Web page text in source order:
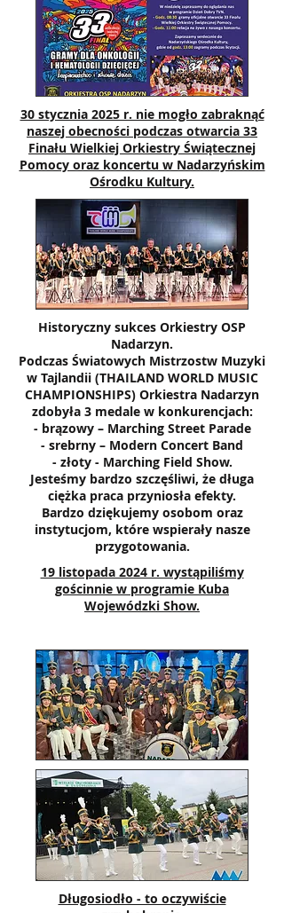
30 stycznia 2025 r. nie mogło zabraknąć
naszej obecności podczas otwarcia 33
Finału Wielkiej Orkiestry Świątecznej
Pomocy oraz koncertu w Nadarzyńskim
Ośrodku Kultury.
Historyczny sukces Orkiestry OSP
Nadarzyn.
Podczas Światowych Mistrzostw Muzyki
w Tajlandii (THAILAND WORLD MUSIC
CHAMPIONSHIPS) Orkiestra Nadarzyn
zdobyła 3 medale w konkurencjach:
- brązowy – Marching Street Parade
- srebrny – Modern Concert Band
- złoty - Marching Field Show.
Jesteśmy bardzo szczęśliwi, że długa
ciężka praca przyniosła efekty.
Bardzo dziękujemy osobom oraz
instytucjom, które wspierały nasze
przygotowania.
19 listopada 2024 r. wystąpiliśmy
gościnnie w programie Kuba
Wojewódzki Show.
Długosiodło - to oczywiście